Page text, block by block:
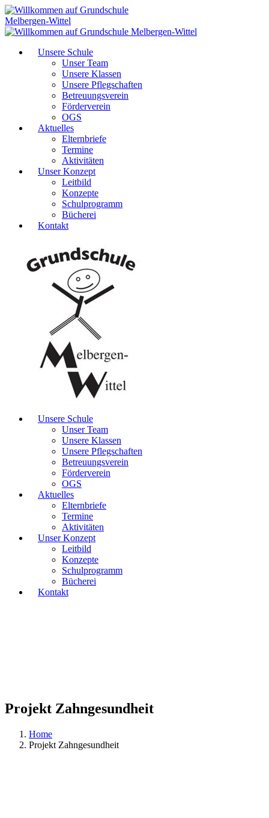
Unsere Schule
Unser Team
Unsere Klassen
Unsere Pflegschaften
Betreuungsverein
Förderverein
OGS
Aktuelles
Elternbriefe
Termine
Aktivitäten
Unser Konzept
Leitbild
Konzepte
Schulprogramm
Bücherei
Kontakt
Unsere Schule
Unser Team
Unsere Klassen
Unsere Pflegschaften
Betreuungsverein
Förderverein
OGS
Aktuelles
Elternbriefe
Termine
Aktivitäten
Unser Konzept
Leitbild
Konzepte
Schulprogramm
Bücherei
Kontakt
Projekt Zahngesundheit
Home
Projekt Zahngesundheit